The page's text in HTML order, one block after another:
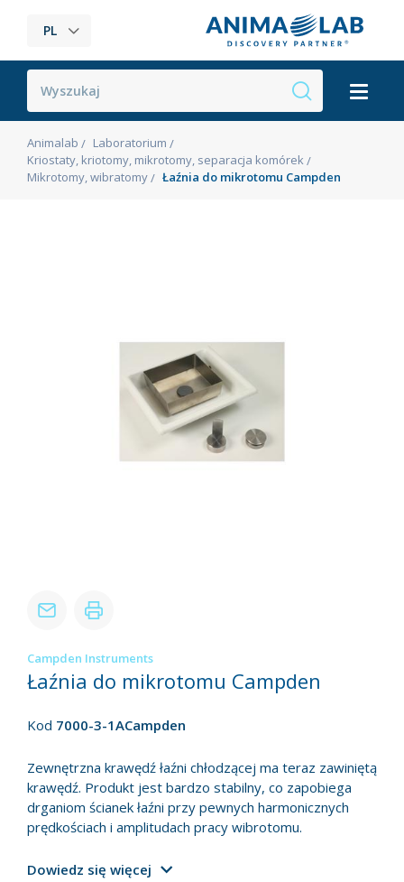
PL
Animalab
Laboratorium
Kriostaty, kriotomy, mikrotomy, separacja komórek
Mikrotomy, wibratomy
Łaźnia do mikrotomu Campden
Campden Instruments
Łaźnia do mikrotomu Campden
Kod 7000-3-1ACampden
Zewnętrzna krawędź łaźni chłodzącej ma teraz zawiniętą
krawędź. Produkt jest bardzo stabilny, co zapobiega
drganiom ścianek łaźni przy pewnych harmonicznych
prędkościach i amplitudach pracy wibrotomu.
Dowiedz się więcej